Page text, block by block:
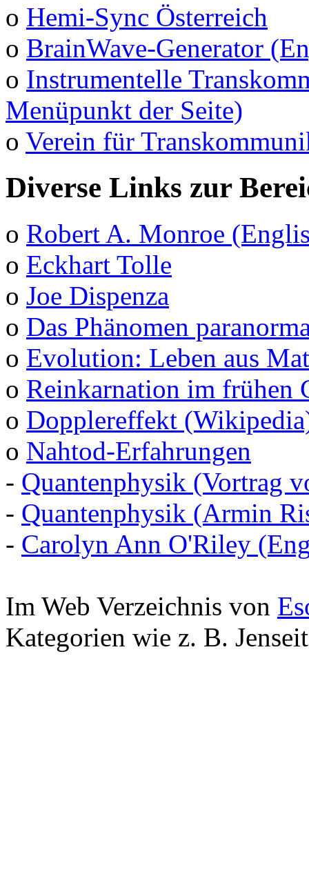
o Hemi-Sync Österreich
o BrainWave-Generator
o Instrumentelle
Menüpunkt der Seite)
o Verein für
Diverse Links zur
o Robert A. Monroe
o Eckhart Tolle
o Joe Dispenza
o Das Phänomen
o Evolution: Leben aus
o Reinkarnation im frühen
o Dopplereffekt
o Nahtod-Erfahrungen
- Quantenphysik (Vortrag
- Quantenphysik (Armin
- Carolyn Ann O'Riley
Im Web Verzeichnis von
Kategorien wie z. B.